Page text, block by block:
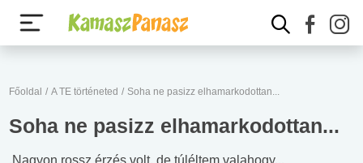
Főoldal / A TE történeted / Soha ne pasizz elhamarkodottan...
Soha ne pasizz elhamarkodottan...
.Nagyon rossz érzés volt, de túléltem valahogy...